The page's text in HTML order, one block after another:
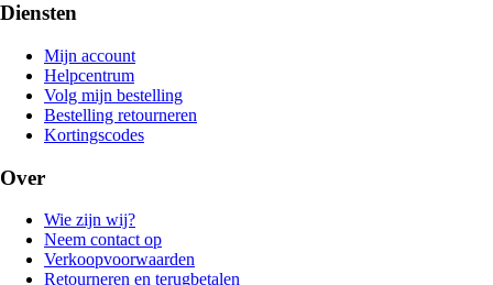
Diensten
Mijn account
Helpcentrum
Volg mijn bestelling
Bestelling retourneren
Kortingscodes
Over
Wie zijn wij?
Neem contact op
Verkoopvoorwaarden
Retourneren en terugbetalen